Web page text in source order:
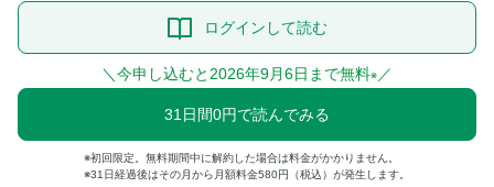
ログインして読む
＼今申し込むと2026年9月6日まで無料※ ／
31日間0円で読んでみる
初回限定。無料期間中に解約した場合は料金がかかりません。
31日経過後はその月から月額料金580円（税込）が発生します。